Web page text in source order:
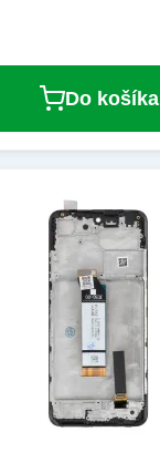
Do košíka